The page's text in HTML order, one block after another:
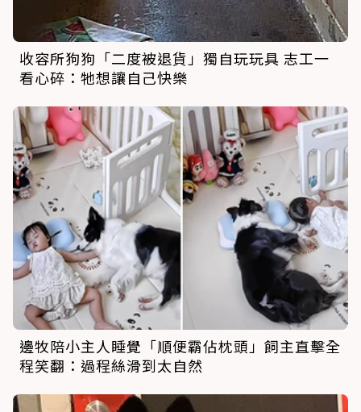
收容所狗狗「二度被退貨」獨自玩玩具 志工一
看心碎：牠想讓自己快樂
邊牧陪小主人睡覺「順便霸佔枕頭」飼主直擊全
程笑翻：過程絲滑到太自然